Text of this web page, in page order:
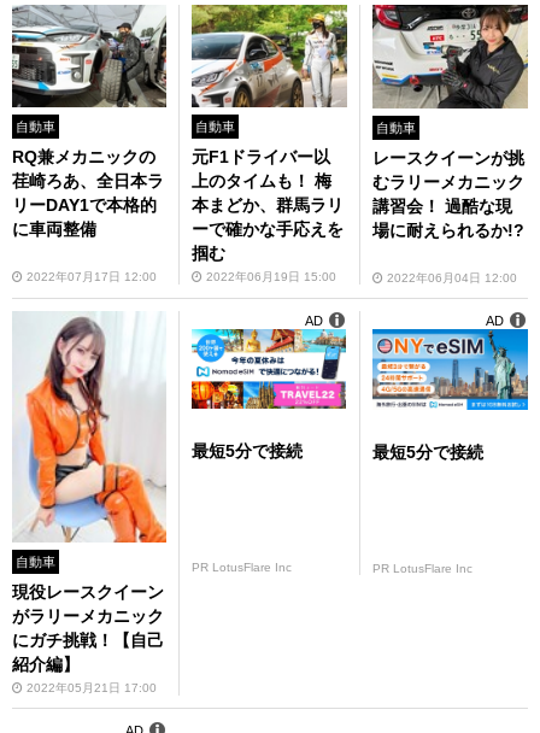
自動車
RQ兼メカニックの
荏崎ろあ、全日本ラ
リーDAY1で本格的
に車両整備
2022年07月17日 12:00
自動車
元F1ドライバー以
上のタイムも！ 梅
本まどか、群馬ラリ
ーで確かな手応えを
掴む
2022年06月19日 15:00
自動車
レースクイーンが挑
むラリーメカニック
講習会！ 過酷な現
場に耐えられるか!?
2022年06月04日 12:00
自動車
現役レースクイーン
がラリーメカニック
にガチ挑戦！【自己
紹介編】
2022年05月21日 17:00
最短5分で接続
PR LotusFlare Inc
AD
最短5分で接続
PR LotusFlare Inc
AD